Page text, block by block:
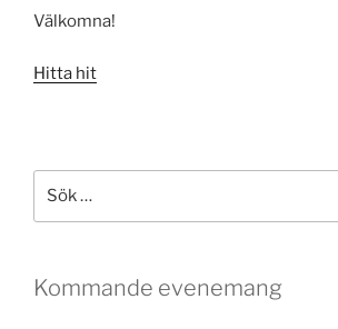
Välkomna!
Hitta hit
efter:
Kommande evenemang